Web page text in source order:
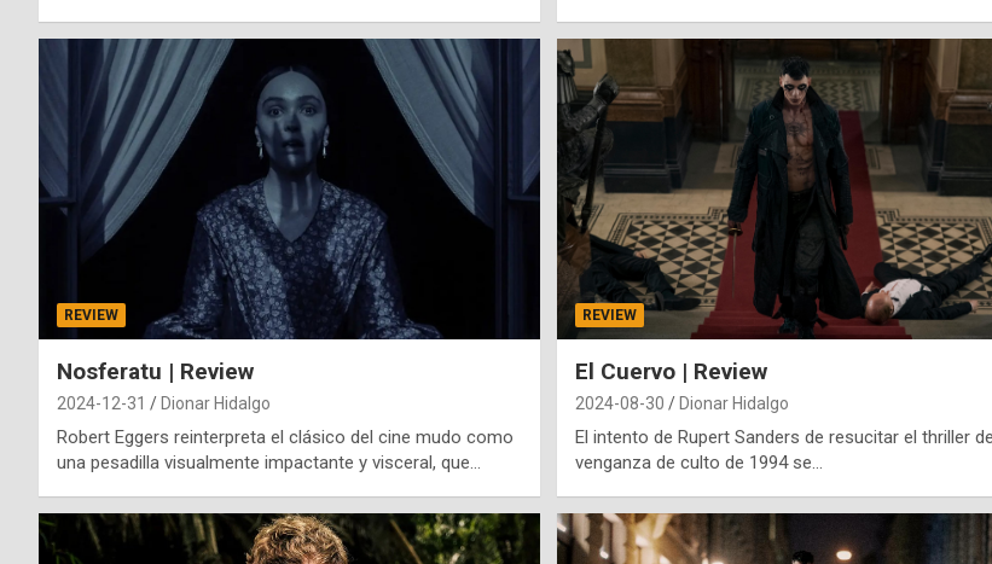
REVIEW
Nosferatu | Review
2024-12-31 Dionar Hidalgo
Robert Eggers reinterpreta el clásico del cine mudo como
una pesadilla visualmente impactante y visceral, que…
REVIEW
El Cuervo | Review
2024-08-30 Dionar Hidalgo
El intento de Rupert Sanders de resucitar el thriller de
venganza de culto de 1994 se…